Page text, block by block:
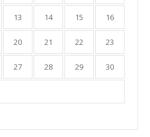
13 14 15 16
20 21 22 23
27 28 29 30